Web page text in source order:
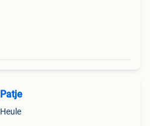
Patje
Heule